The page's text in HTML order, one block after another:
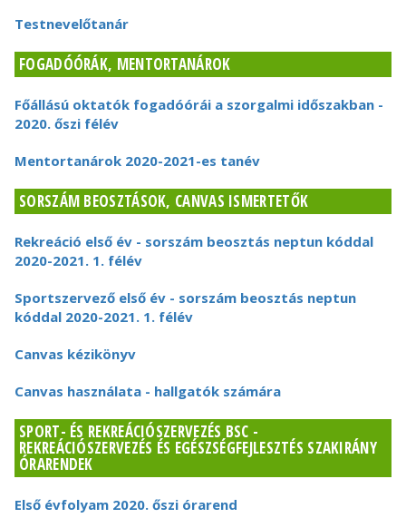
Testnevelőtanár
FOGADÓÓRÁK, MENTORTANÁROK
Főállású oktatók fogadóórái a szorgalmi időszakban -
2020. őszi félév
Mentortanárok 2020-2021-es tanév
SORSZÁM BEOSZTÁSOK, CANVAS ISMERTETŐK
Rekreáció első év - sorszám beosztás neptun kóddal
2020-2021. 1. félév
Sportszervező első év - sorszám beosztás neptun
kóddal 2020-2021. 1. félév
Canvas kézikönyv
Canvas használata - hallgatók számára
SPORT- ÉS REKREÁCIÓSZERVEZÉS BSC -
REKREÁCIÓSZERVEZÉS ÉS EGÉSZSÉGFEJLESZTÉS SZAKIRÁNY
ÓRARENDEK
Első évfolyam 2020. őszi órarend